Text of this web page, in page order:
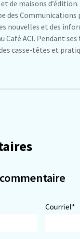
de maisons
des
nouvelles et des
Café ACI. Pendant
casse-têtes et
Courriel*